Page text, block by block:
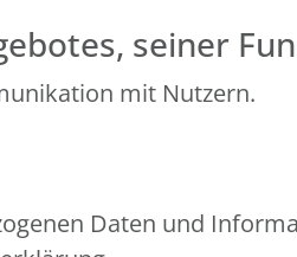
seiner
mit Nutzern.
Daten und